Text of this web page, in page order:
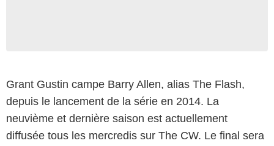
Grant Gustin campe Barry Allen, alias The Flash,
depuis le lancement de la série en 2014. La
neuvième et dernière saison est actuellement
diffusée tous les mercredis sur The CW. Le final sera